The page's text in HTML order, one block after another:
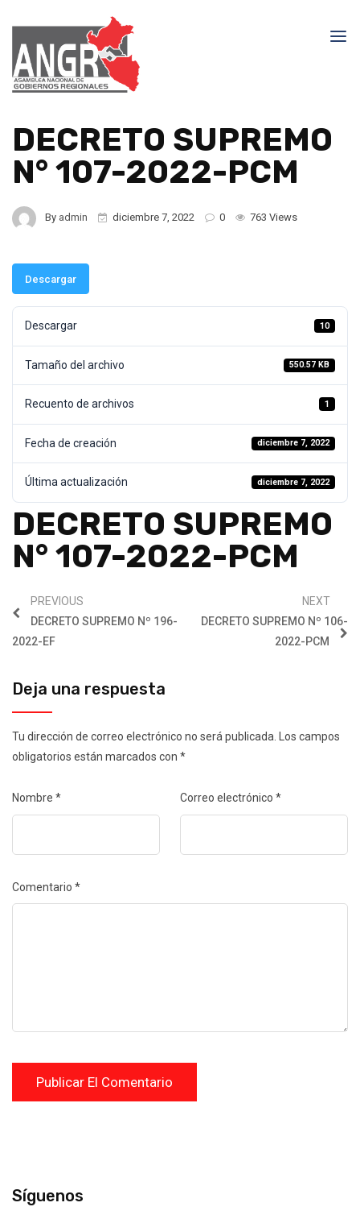
DECRETO SUPREMO
N° 107-2022-PCM
By admin diciembre 7, 2022 0 763 Views
Descargar
Descargar 10
Tamaño del archivo 550.57 KB
Recuento de archivos 1
Fecha de creación diciembre 7, 2022
Última actualización diciembre 7, 2022
DECRETO SUPREMO
N° 107-2022-PCM
PREVIOUS
DECRETO SUPREMO Nº 196-
2022-EF
NEXT
DECRETO SUPREMO Nº 106-
2022-PCM
Deja una respuesta
Tu dirección de correo electrónico no será publicada.
Los campos
obligatorios están marcados con *
Nombre * Correo electrónico *
Comentario *
Síguenos